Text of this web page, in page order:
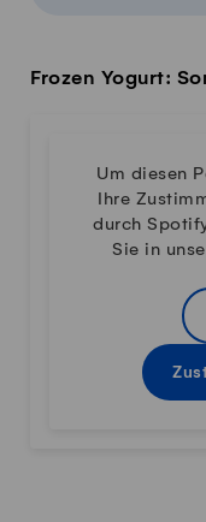
Frozen Yogurt:
Um diesen
Ihre
durch
Sie in